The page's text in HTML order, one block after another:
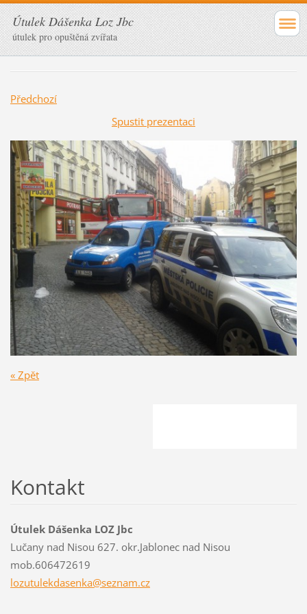
Útulek Dášenka Loz Jbc
útulek pro opuštěná zvířata
Předchozí
Spustit prezentaci
« Zpět
Kontakt
Útulek Dášenka LOZ Jbc
Lučany nad Nisou 627. okr.Jablonec nad Nisou
mob.606472619
lozutulekdasenka@seznam.cz